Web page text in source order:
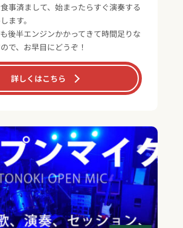
事済まして、始まったらすぐ演奏する
ます。
後半エンジンかかってきて時間足りな
で、お早目にどうぞ！
詳しくはこちら